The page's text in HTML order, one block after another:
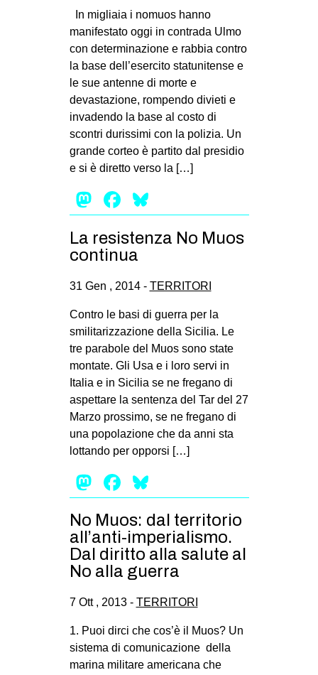
In migliaia i nomuos hanno
manifestato oggi in contrada Ulmo
con determinazione e rabbia contro
la base dell’esercito statunitense e
le sue antenne di morte e
devastazione, rompendo divieti e
invadendo la base al costo di
scontri durissimi con la polizia. Un
grande corteo è partito dal presidio
e si è diretto verso la […]
Mastodon
Facebook
La resistenza No Muos
continua
31 Gen , 2014 - TERRITORI
Contro le basi di guerra per la
smilitarizzazione della Sicilia. Le
tre parabole del Muos sono state
montate. Gli Usa e i loro servi in
Italia e in Sicilia se ne fregano di
aspettare la sentenza del Tar del 27
Marzo prossimo, se ne fregano di
una popolazione che da anni sta
lottando per opporsi […]
Mastodon
Facebook
No Muos: dal territorio
all’anti-imperialismo.
Dal diritto alla salute al
No alla guerra
7 Ott , 2013 - TERRITORI
1. Puoi dirci che cos’è il Muos? Un
sistema di comunicazione della
marina militare americana che